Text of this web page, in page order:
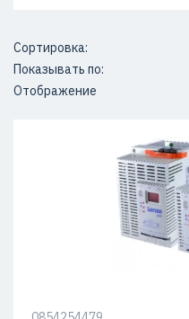
Сортировка:
Показывать по:
Отображение